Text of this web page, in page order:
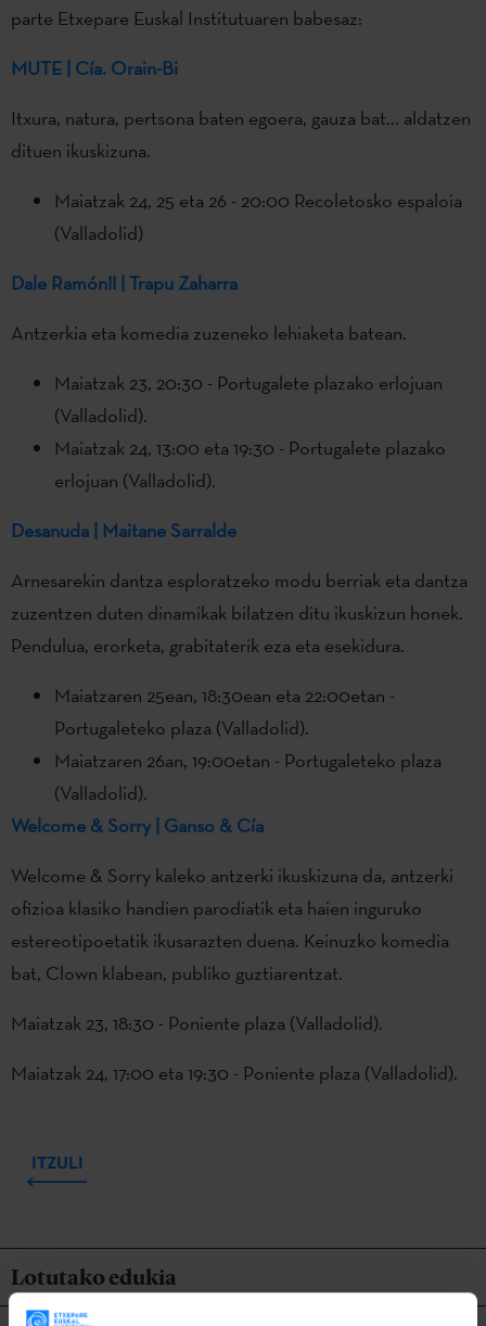
parte Etxepare Euskal Institutuaren babesaz:
MUTE | Cía. Orain-Bi
Itxura, natura, pertsona baten egoera, gauza bat... aldatzen
dituen ikuskizuna.
Maiatzak 24, 25 eta 26 - 20:00 Recoletosko espaloia
(Valladolid)
Dale Ramón!! | Trapu Zaharra
Antzerkia eta komedia zuzeneko lehiaketa batean.
Maiatzak 23, 20:30 - Portugalete plazako erlojuan
(Valladolid).
Maiatzak 24, 13:00 eta 19:30 - Portugalete plazako
erlojuan (Valladolid).
Desanuda | Maitane Sarralde
Arnesarekin dantza esploratzeko modu berriak eta dantza
zuzentzen duten dinamikak bilatzen ditu ikuskizun honek.
Pendulua, erorketa, grabitaterik eza eta esekidura.
Maiatzaren 25ean, 18:30ean eta 22:00etan -
Portugaleteko plaza (Valladolid).
Maiatzaren 26an, 19:00etan - Portugaleteko plaza
(Valladolid).
Welcome & Sorry | Ganso & Cía
Welcome & Sorry kaleko antzerki ikuskizuna da, antzerki
ofizioa klasiko handien parodiatik eta haien inguruko
estereotipoetatik ikusarazten duena. Keinuzko komedia
bat, Clown klabean, publiko guztiarentzat.
Maiatzak 23, 18:30 - Poniente plaza (Valladolid).
Maiatzak 24, 17:00 eta 19:30 - Poniente plaza (Valladolid).
ITZULI
Lotutako edukia